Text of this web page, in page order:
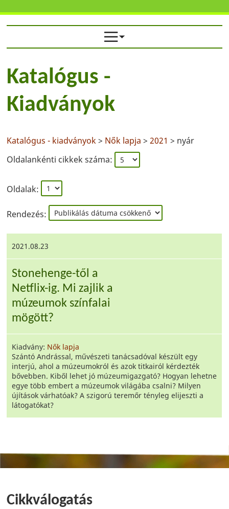
Katalógus -
Kiadványok
Katalógus - kiadványok> Nők lapja >2021 > nyár
Oldalankénti cikkek száma:
Oldalak:
Rendezés:
2021.08.23
Stonehenge-től a
Netflix-ig. Mi zajlik a
múzeumok színfalai
mögött?
Kiadvány: Nők lapja
Szántó Andrással, művészeti tanácsadóval készült egy
interjú, ahol a múzeumokról és azok titkairól kérdezték
bővebben. Kiből lehet jó múzeumigazgató? Hogyan lehetne
egye több embert a múzeumok világába csalni? Milyen
újítások várhatóak? A szigorú teremőr tényleg elijeszti a
látogatókat?
Cikkválogatás